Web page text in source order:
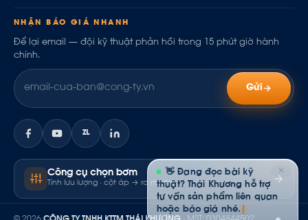
NHẬN BÁO GIÁ NHANH
Để lại email — đội kỹ thuật phản hồi trong 15 phút giờ hành
chính.
Gửi
ZL
Công cụ chọn bơm
Tính lưu lượng · cột áp → ra model
✕
👋 Đang đọc bài kỹ
thuật? Thái Khương hỗ trợ
tư vấn sản phẩm liên quan
hoặc báo giá nhé.